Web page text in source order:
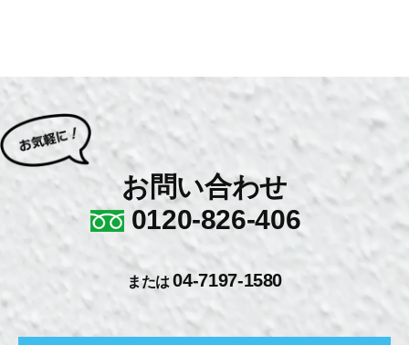
お問い合わせ
0120-826-406
または04-7197-1580